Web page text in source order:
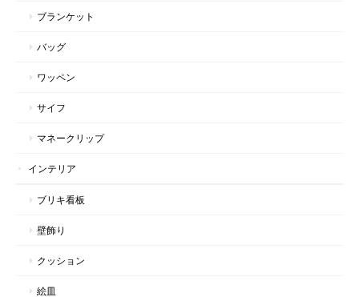
ブランケット
バッグ
ワッペン
サイフ
マネークリップ
インテリア
ブリキ看板
壁飾り
クッション
絵皿